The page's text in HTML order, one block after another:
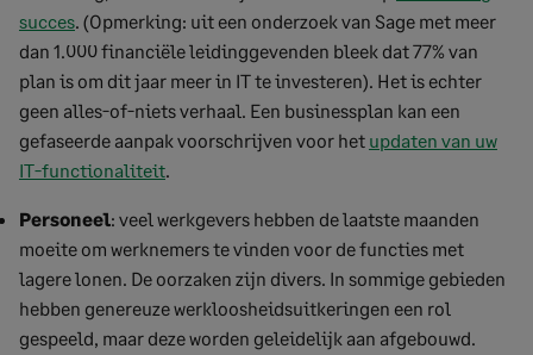
succes. (Opmerking: uit een onderzoek van Sage met meer
dan 1.000 financiële leidinggevenden bleek dat 77% van
plan is om dit jaar meer in IT te investeren). Het is echter
geen alles-of-niets verhaal. Een businessplan kan een
gefaseerde aanpak voorschrijven voor het updaten van uw
IT-functionaliteit.
Personeel: veel werkgevers hebben de laatste maanden
moeite om werknemers te vinden voor de functies met
lagere lonen. De oorzaken zijn divers. In sommige gebieden
hebben genereuze werkloosheidsuitkeringen een rol
gespeeld, maar deze worden geleidelijk aan afgebouwd.